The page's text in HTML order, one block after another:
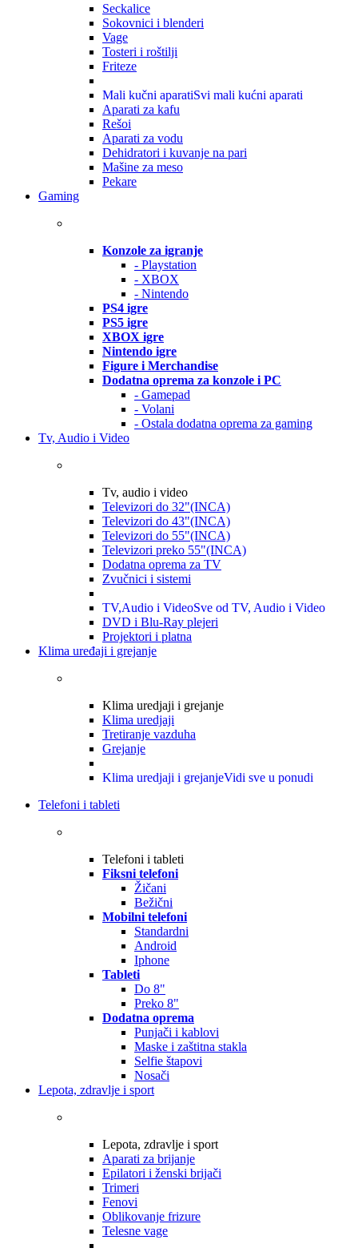
Seckalice
Sokovnici i blenderi
Vage
Tosteri i roštilji
Friteze
Mali kučni aparatiSvi mali kućni aparati
Aparati za kafu
Rešoi
Aparati za vodu
Dehidratori i kuvanje na pari
Mašine za meso
Pekare
Gaming
Konzole za igranje
- Playstation
- XBOX
- Nintendo
PS4 igre
PS5 igre
XBOX igre
Nintendo igre
Figure i Merchandise
Dodatna oprema za konzole i PC
- Gamepad
- Volani
- Ostala dodatna oprema za gaming
Tv, Audio i Video
Tv, audio i video
Televizori do 32"(INCA)
Televizori do 43"(INCA)
Televizori do 55"(INCA)
Televizori preko 55"(INCA)
Dodatna oprema za TV
Zvučnici i sistemi
TV,Audio i VideoSve od TV, Audio i Video
DVD i Blu-Ray plejeri
Projektori i platna
Klima uređaji i grejanje
Klima uredjaji i grejanje
Klima uredjaji
Tretiranje vazduha
Grejanje
Klima uredjaji i grejanjeVidi sve u ponudi
Telefoni i tableti
Telefoni i tableti
Fiksni telefoni
Žičani
Bežični
Mobilni telefoni
Standardni
Android
Iphone
Tableti
Do 8"
Preko 8"
Dodatna oprema
Punjači i kablovi
Maske i zaštitna stakla
Selfie štapovi
Nosači
Lepota, zdravlje i sport
Lepota, zdravlje i sport
Aparati za brijanje
Epilatori i ženski brijači
Trimeri
Fenovi
Oblikovanje frizure
Telesne vage